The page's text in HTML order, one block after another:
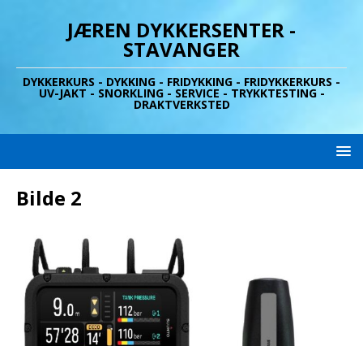
JÆREN DYKKERSENTER -
STAVANGER
DYKKERKURS - DYKKING - FRIDYKKING - FRIDYKKERKURS -
UV-JAKT - SNORKLING - SERVICE - TRYKKTESTING -
DRAKTVERKSTED
Bilde 2